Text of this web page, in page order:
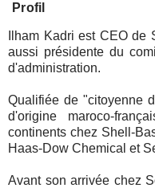
Profil
Ilham Kadri est CEO
aussi présidente du
d'administration.
Qualifiée de "citoyenne
d'origine maroco-
continents chez Shell-
Haas-Dow Chemical et
Avant son arrivée chez